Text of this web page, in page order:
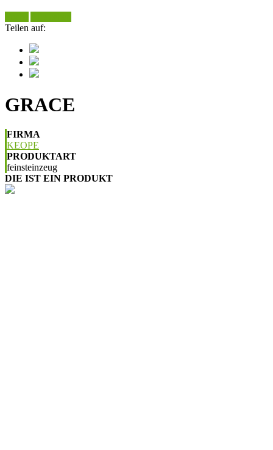
Teilen auf:
GRACE
FIRMA
KEOPE
PRODUKTART
feinsteinzeug
DIE IST EIN PRODUKT